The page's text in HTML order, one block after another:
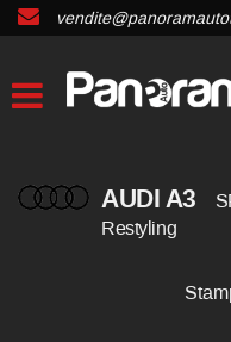
AUDI A3
Restyling